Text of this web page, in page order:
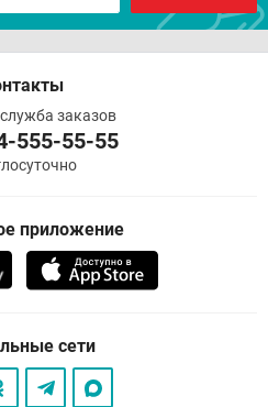
заказов
555-55-55
приложение
сети